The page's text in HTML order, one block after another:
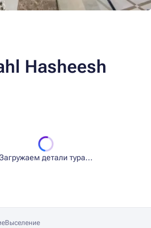
Hasheesh
детали тура...
Выселение